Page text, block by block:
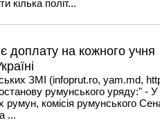
кілька політ...
доплату на кожного учня
ЗМІ (infoprut.ro, yam.md,
румунського уряду:" - У
румун, комісія румунського
...